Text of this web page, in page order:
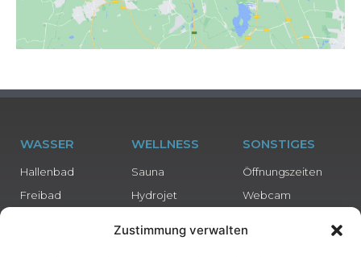
Zustimmung verwalten
WASSER
Hallenbad
Freibad
WELLNESS
Sauna
Hydrojet
SONSTIGES
Öffnungszeiten
Webcam